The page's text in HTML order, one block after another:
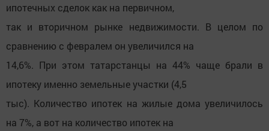
ипотечных сделок как на первичном,
так и вторичном рынке недвижимости. В целом по
сравнению с февралем он увеличился на
14,6%. При этом татарстанцы на 44% чаще брали в
ипотеку именно земельные участки (4,5
тыс). Количество ипотек на жилые дома увеличилось
на 7%, а вот на количество ипотек на